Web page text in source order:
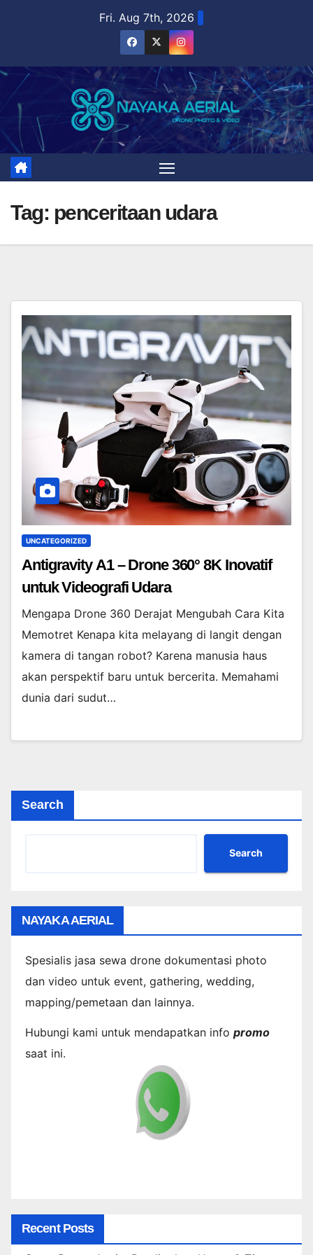
Fri. Aug 7th, 2026
Tag: penceritaan udara
UNCATEGORIZED
Antigravity A1 – Drone 360° 8K Inovatif
untuk Videografi Udara
Mengapa Drone 360 Derajat Mengubah Cara Kita
Memotret Kenapa kita melayang di langit dengan
kamera di tangan robot? Karena manusia haus
akan perspektif baru untuk bercerita. Memahami
dunia dari sudut…
Search
Search
NAYAKA AERIAL
Spesialis jasa sewa drone dokumentasi photo
dan video untuk event, gathering, wedding,
mapping/pemetaan dan lainnya.
Hubungi kami untuk mendapatkan info promo
saat ini.
Recent Posts